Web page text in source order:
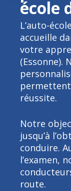
école
L’auto-
accueille
votre
(Essonne).
permettent
réussite.
Notre
jusqu’à
conduire.
l’examen,
route.